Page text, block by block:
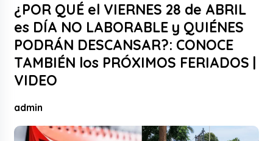
¿POR QUÉ el VIERNES 28 de ABRIL
es DÍA NO LABORABLE y QUIÉNES
PODRÁN DESCANSAR?: CONOCE
TAMBIÉN los PRÓXIMOS FERIADOS |
VIDEO
admin